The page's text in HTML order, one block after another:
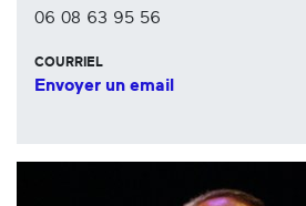
06 08 63 95 56
COURRIEL
Envoyer un email